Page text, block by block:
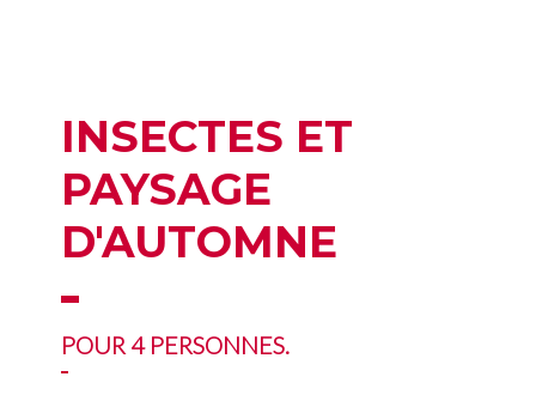
INSECTES ET
PAYSAGE
D'AUTOMNE
POUR 4 PERSONNES.